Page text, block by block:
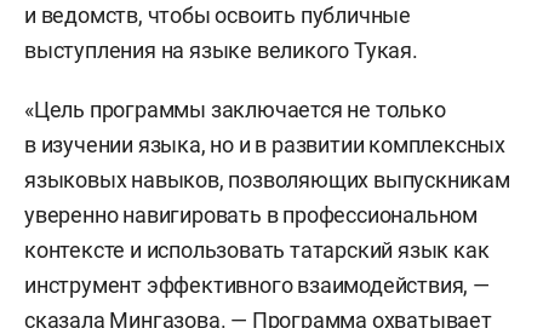
и ведомств, чтобы освоить публичные
выступления на языке великого Тукая.
«Цель программы заключается не только
в изучении языка, но и в развитии комплексных
языковых навыков, позволяющих выпускникам
уверенно навигировать в профессиональном
контексте и использовать татарский язык как
инструмент эффективного взаимодействия, —
сказала Мингазова. — Программа охватывает